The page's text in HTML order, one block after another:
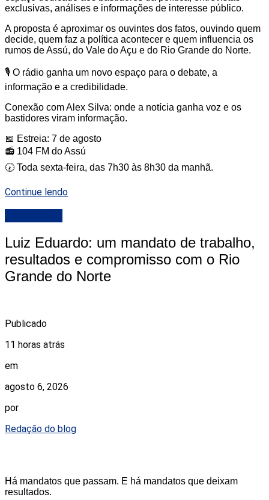
exclusivas, análises e informações de interesse público.
A proposta é aproximar os ouvintes dos fatos, ouvindo quem
decide, quem faz a política acontecer e quem influencia os
rumos de Assú, do Vale do Açu e do Rio Grande do Norte.
🎙️ O rádio ganha um novo espaço para o debate, a
informação e a credibilidade.
Conexão com Alex Silva: onde a notícia ganha voz e os
bastidores viram informação.
📅 Estreia: 7 de agosto
📻 104 FM do Assú
🕢 Toda sexta-feira, das 7h30 às 8h30 da manhã.
Continue lendo
Luiz Eduardo: um mandato de trabalho,
resultados e compromisso com o Rio
Grande do Norte
Publicado
11 horas atrás
em
agosto 6, 2026
por
Redação do blog
Há mandatos que passam. E há mandatos que deixam
resultados.